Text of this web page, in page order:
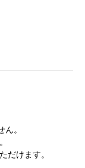
。
だけます。